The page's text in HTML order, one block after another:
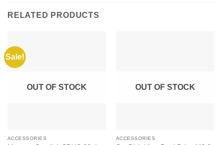
RELATED PRODUCTS
Sale!
OUT OF STOCK
ACCESSORIES
OUT OF STOCK
ACCESSORIES